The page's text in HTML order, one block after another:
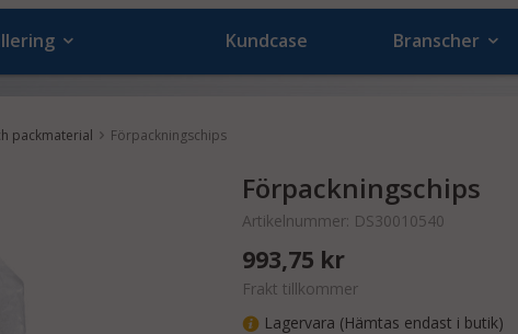
Kundcase Branscher
packmaterial Förpackningschips
Förpackningschips
Artikelnummer: DS30010540
993,75 kr
Frakt tillkommer
Lagervara (Hämtas endast i butik)